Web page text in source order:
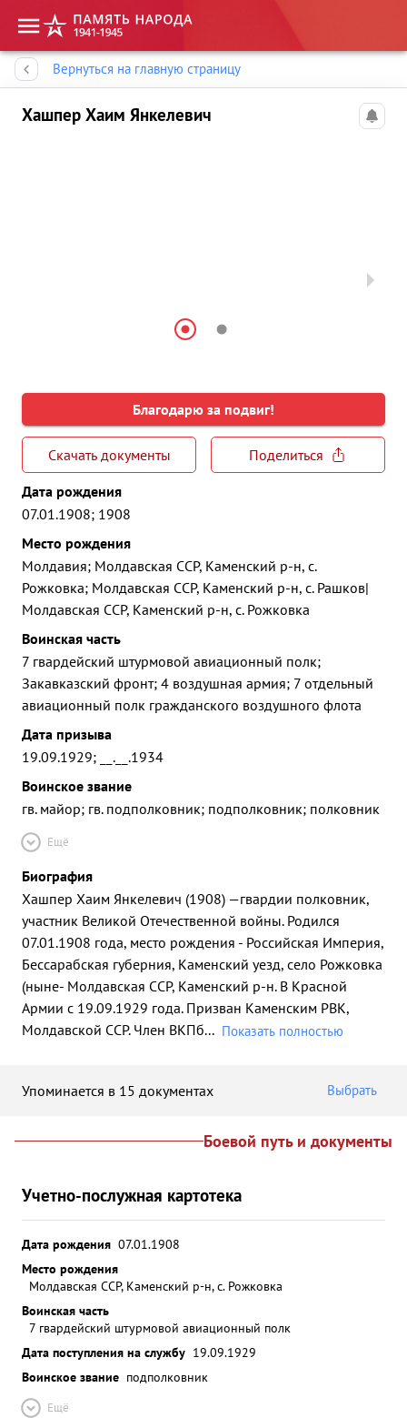
Вернуться на главную страницу
Хашпер Хаим Янкелевич
Благодарю за подвиг!
Скачать документы
Поделиться
Дата рождения
07.01.1908; 1908
Место рождения
Молдавия; Молдавская ССР, Каменский р-н, с.
Рожковка; Молдавская ССР, Каменский р-н, с. Рашков|
Молдавская ССР, Каменский р-н, с. Рожковка
Воинская часть
7 гвардейский штурмовой авиационный полк;
Закавказский фронт; 4 воздушная армия; 7 отдельный
авиационный полк гражданского воздушного флота
Дата призыва
19.09.1929; __.__.1934
Воинское звание
гв. майор; гв. подполковник; подполковник; полковник
Ещё
Биография
Хашпер Хаим Янкелевич (1908) —гвардии полковник,
участник Великой Отечественной войны. Родился
07.01.1908 года, место рождения - Российская Империя,
Бессарабская губерния, Каменский уезд, село Рожковка
(ныне- Молдавская ССР, Каменский р-н. В Красной
Армии с 19.09.1929 года. Призван Каменским РВК,
Молдавской ССР. Член ВКПб... Показать полностью
Упоминается в 15 документах Выбрать
Боевой путь и документы
Учетно-послужная картотека
Дата рождения 07.01.1908
Место рождения
Молдавская ССР, Каменский р-н, с. Рожковка
Воинская часть
7 гвардейский штурмовой авиационный полк
Дата поступления на службу 19.09.1929
Воинское звание подполковник
Ещё
Память народа